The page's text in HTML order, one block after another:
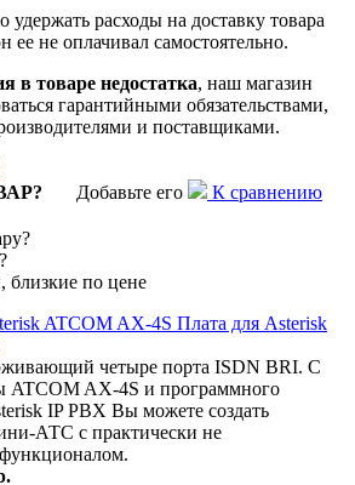
удержать расходы на доставку товара
ее не оплачивал самостоятельно.
в товаре недостатка, наш магазин
гарантийными обязательствами,
и поставщиками.
Добавьте его
К сравнению
близкие по цене
Плата для Asterisk
четыре порта ISDN BRI. С
AX-4S и программного
IP PBX Вы можете создать
АТС с практически не